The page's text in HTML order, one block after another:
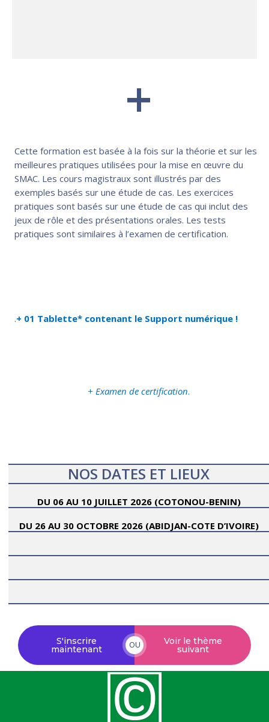
+
Cette formation est basée à la fois sur la théorie et sur les
meilleures pratiques utilisées pour la mise en œuvre du
SMAC. Les cours magistraux sont illustrés par des
exemples basés sur une étude de cas. Les exercices
pratiques sont basés sur une étude de cas qui inclut des
jeux de rôle et des présentations orales. Les tests
pratiques sont similaires à l’examen de certification.
.+ 01 Tablette* contenant le Support numérique !
+ Examen de certification.
NOS DATES ET LIEUX
DU 06 AU 10 JUILLET 2026 (COTONOU-BENIN)
DU 26 AU 30 OCTOBRE 2026 (ABIDJAN-COTE D’IVOIRE)
S'inscrire
maintenant OU Voir le thème
suivant